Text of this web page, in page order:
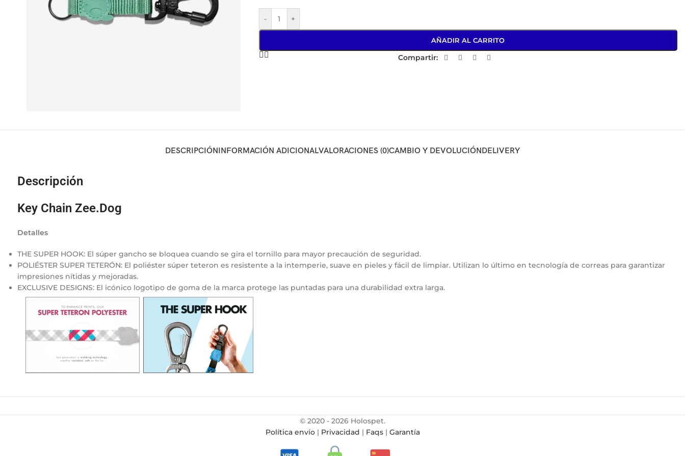
- +
AÑADIR AL CARRITO
Compartir:
DESCRIPCIÓNINFORMACIÓN ADICIONALVALORACIONES (0)CAMBIO Y DEVOLUCIÓNDELIVERY
Descripción
Key Chain Zee.Dog
Detalles
THE SUPER HOOK: El súper gancho se bloquea cuando se gira el tornillo para mayor precaución de seguridad.
POLIÉSTER SUPER TETERÓN: El poliéster súper teteron es resistente a la intemperie, suave en pieles y fácil de limpiar. Utilizan lo último en tecnología de correas para garantizar
impresiones nítidas y mejoradas.
EXCLUSIVE DESIGNS: El icónico logotipo de goma de la marca protege las puntadas para una durabilidad extra larga.
© 2020 - 2026 Holospet.
Política envío| Privacidad | Faqs| Garantía